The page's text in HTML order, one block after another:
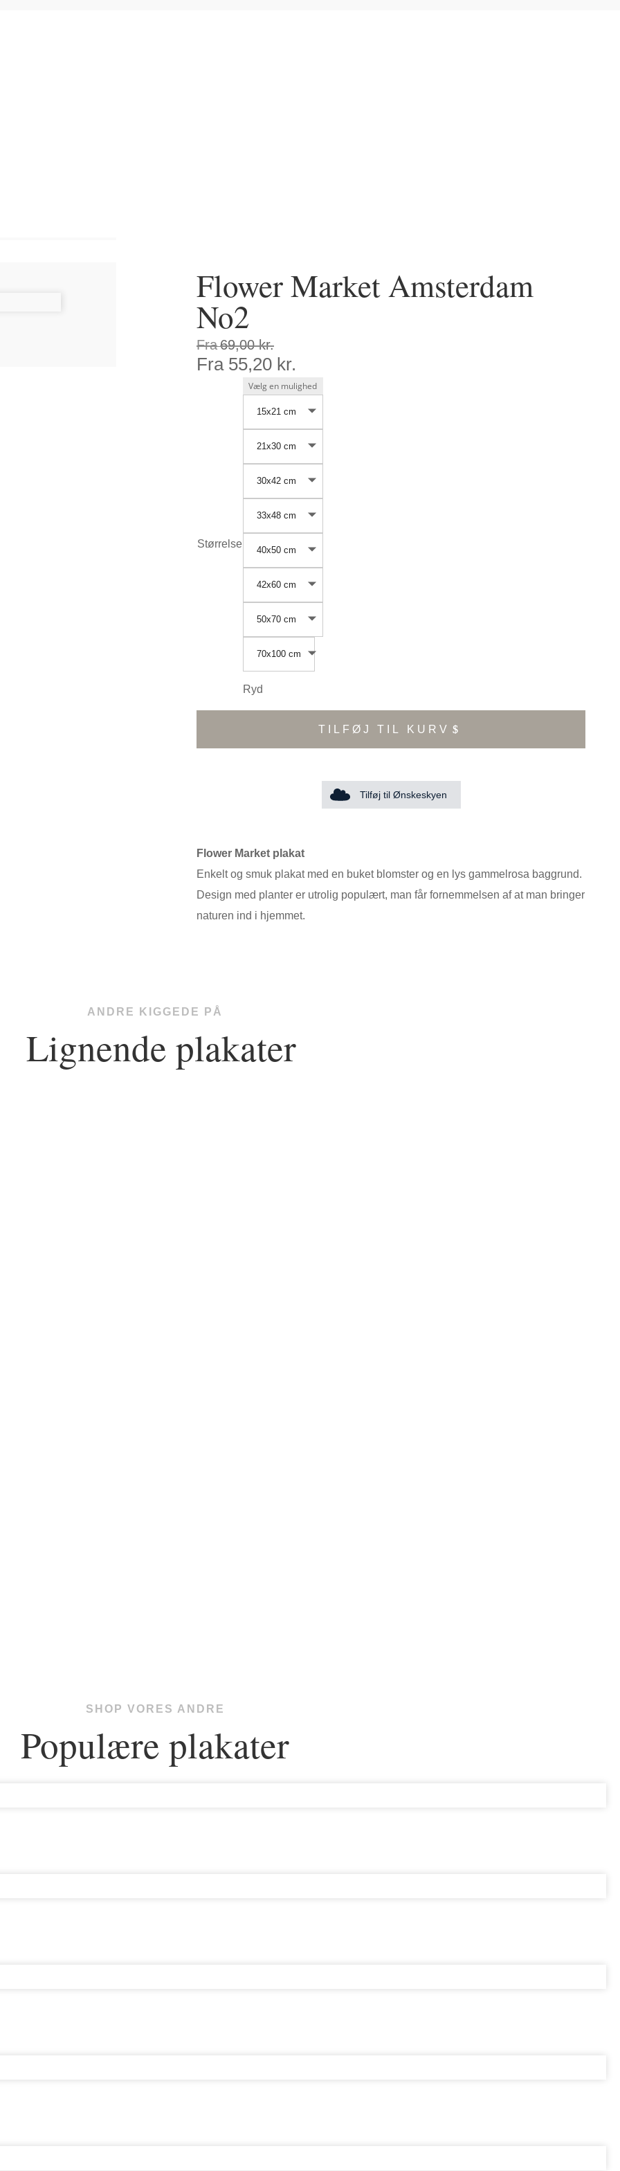
Flower Market Amsterdam
No2
Fra69,00kr.
Fra 55,20 kr.
Størrelse
15x21 cm
21x30 cm
30x42 cm
33x48 cm
40x50 cm
42x60 cm
50x70 cm
70x100 cm
Ryd
TILFØJ TIL KURV
Tilføj til Ønskeskyen
Flower Market plakat
Enkelt og smuk plakat med en buket blomster og en lys gammelrosa baggrund.
Design med planter er utrolig populært, man får fornemmelsen af at man bringer
naturen ind i hjemmet.
ANDRE KIGGEDE PÅ
Lignende plakater
SHOP VORES ANDRE
Populære plakater